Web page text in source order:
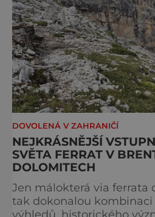
DOVOLENÁ V ZAHRANIČÍ
NEJKRÁSNĚJŠÍ
SVĚTA FERRAT V
DOLOMITECH
Jen málokterá via ferrata
tak dokonalou